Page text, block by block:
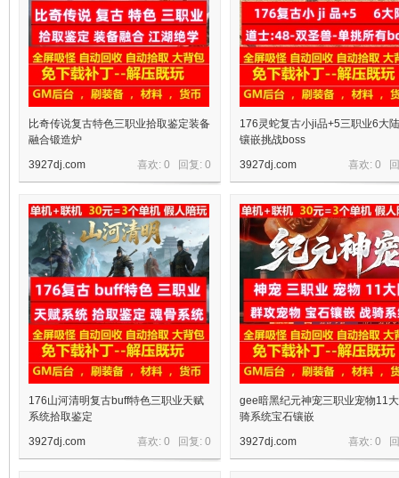
比奇传说复古特色三职业拾取鉴定装备
融合锻造炉
喜欢: 0 回复: 0
3927dj.com
176灵蛇复古小ji品+5三职业6大
镶嵌挑战boss
喜欢: 0
3927dj.com
176山河清明复古buff特色三职业天赋
系统拾取鉴定
喜欢: 0 回复: 0
3927dj.com
gee暗黑纪元神宠三职业宠物11
骑系统宝石镶嵌
喜欢: 0
3927dj.com